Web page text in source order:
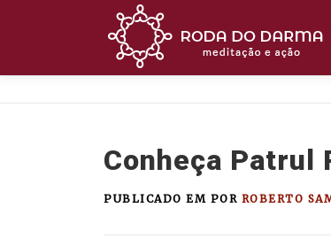
o
Conheça Patrul
PUBLICADO EM POR ROBERTO